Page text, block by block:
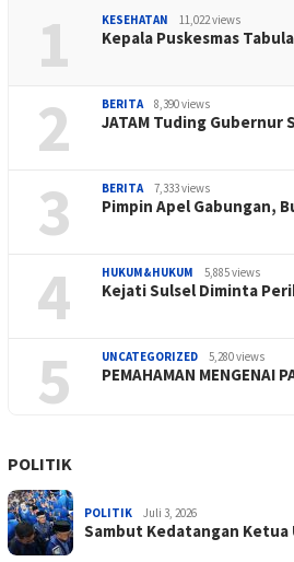
1 KESEHATAN 11,022 views
Kepala Puskesmas
2 BERITA 8,390 views
JATAM Tuding Gubernur
3 BERITA 7,333 views
Pimpin Apel Gabungan,
4 HUKUM&HUKUM 5,885 views
Kejati Sulsel Diminta
5 UNCATEGORIZED 5,280 views
PEMAHAMAN MENGENAI
POLITIK
POLITIK Juli 3, 2026
Sambut Kedatangan Ketua